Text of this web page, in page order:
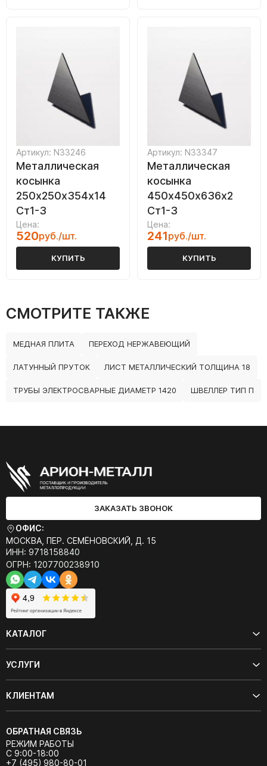
Артикул: N33246
Металлическая
косынка
250х250х354х14
Ст1-3
Цена:
520руб./шт.
КУПИТЬ
Артикул: N33347
Металлическая
косынка
450х450х636х2
Ст1-3
Цена:
241руб./шт.
КУПИТЬ
СМОТРИТЕ ТАКЖЕ
МЕДНАЯ ПЛИТА ПЕРЕХОД НЕРЖАВЕЮЩИЙ
ЛАТУННЫЙ ПРУТОК ЛИСТ МЕТАЛЛИЧЕСКИЙ ТОЛЩИНА 18
ТРУБЫ ЭЛЕКТРОСВАРНЫЕ ДИАМЕТР 1420 ШВЕЛЛЕР ТИП П
ЗАКАЗАТЬ ЗВОНОК
ОФИС:
МОСКВА, ПЕР. СЕМЁНОВСКИЙ, Д. 15
ИНН: 9718158840
ОГРН: 1207700238910
КАТАЛОГ
УСЛУГИ
КЛИЕНТАМ
ОБРАТНАЯ СВЯЗЬ
РЕЖИМ РАБОТЫ
С 9:00-18:00
+7 (495) 980-80-01